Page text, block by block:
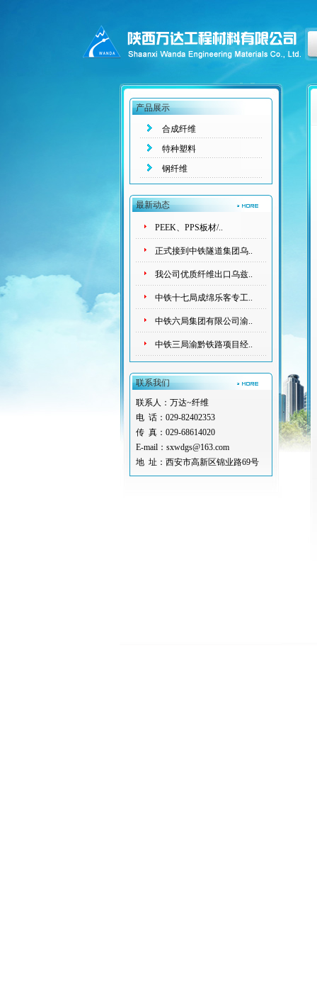
产品展示
合成纤维
特种塑料
钢纤维
最新动态
PEEK、PPS板材/..
正式接到中铁隧道集团乌..
我公司优质纤维出口乌兹..
中铁十七局成绵乐客专工..
中铁六局集团有限公司渝..
中铁三局渝黔铁路项目经..
联系我们
联系人：万达~纤维
电 话：029-82402353
传 真：029-68614020
E-mail：sxwdgs@163.com
地 址：西安市高新区锦业路69号